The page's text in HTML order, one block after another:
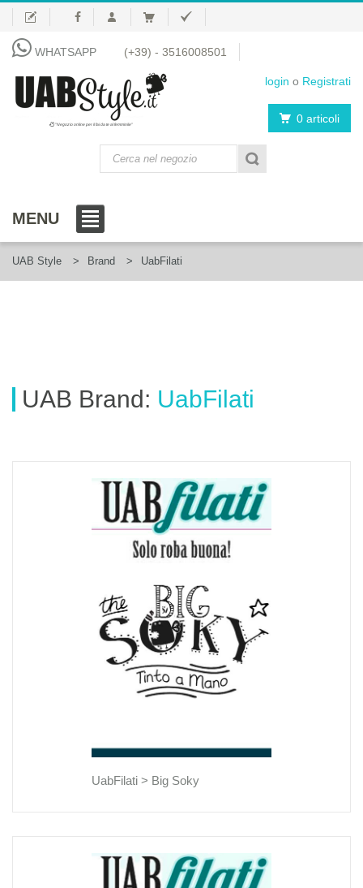
WHATSAPP (+39) - 3516008501
login o Registrati
"Negozio online per il fai da te al femminile" 0 articoli
MENU
UAB Style Brand UabFilati
UAB Brand: UabFilati
UabFilati > Big Soky